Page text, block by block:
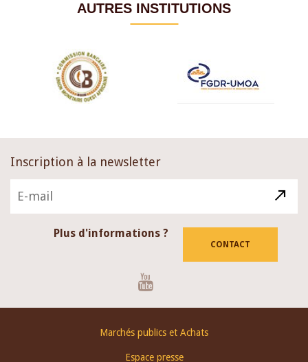
AUTRES INSTITUTIONS
Inscription à la newsletter
Plus d'informations ?
CONTACT
Marchés publics et Achats
Espace presse